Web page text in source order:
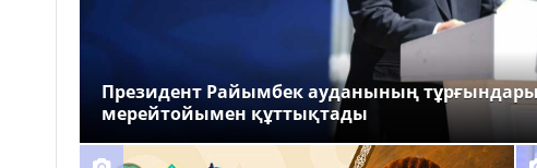
Президент Райымбек ауданының
мерейтойымен құттықтады